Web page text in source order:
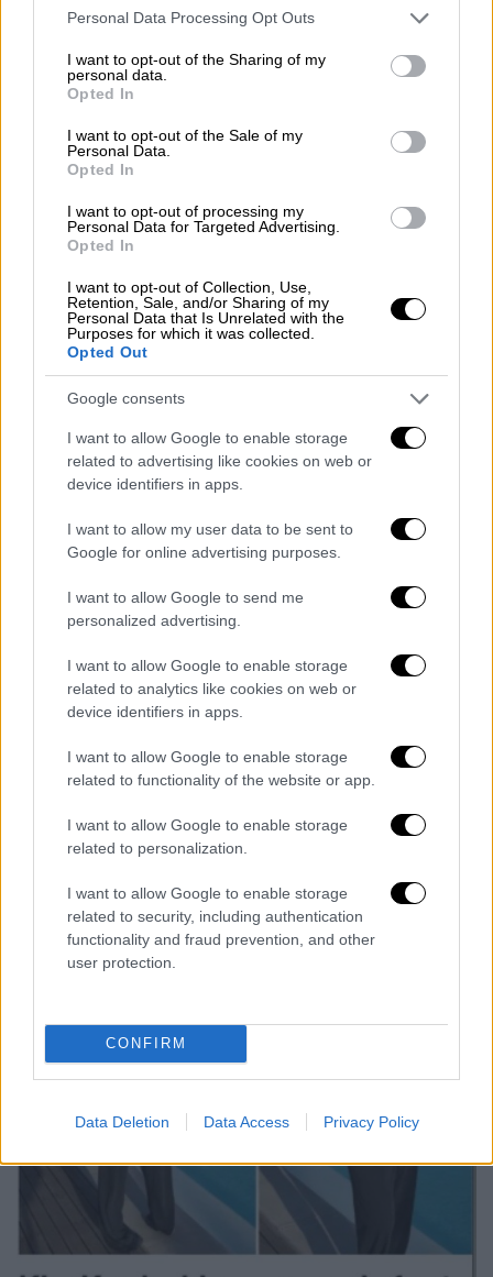
Please note that this website/app uses one or more Google
not limited to your visit or usage behaviour. You may click to
grant or deny consent to Google and its third-party tags to
use your data for below specified purposes in below Google
consent section.
Personal Data Processing Opt Outs
I want to opt-out of the Sharing of my
personal data.
Opted In
I want to opt-out of the Sale of my
Personal Data.
Opted In
I want to opt-out of processing my
Personal Data for Targeted Advertising.
Opted In
I want to opt-out of Collection, Use,
Retention, Sale, and/or Sharing of my
Personal Data that Is Unrelated with the
Purposes for which it was collected.
Opted Out
Google consents
I want to allow Google to enable storage
related to advertising like cookies on web or
device identifiers in apps.
I want to allow my user data to be sent to
Google for online advertising purposes.
I want to allow Google to send me
personalized advertising.
I want to allow Google to enable storage
related to analytics like cookies on web or
device identifiers in apps.
I want to allow Google to enable storage
related to functionality of the website or app.
I want to allow Google to enable storage
related to personalization.
I want to allow Google to enable storage
related to security, including authentication
functionality and fraud prevention, and other
user protection.
CONFIRM
Data Deletion Data Access Privacy Policy
Kim Kardashian Instagram